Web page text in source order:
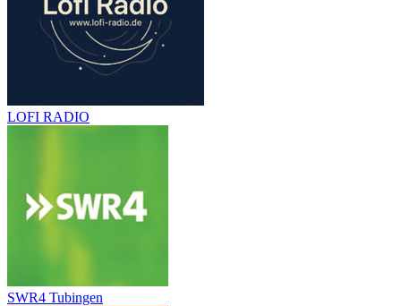
LOFI RADIO
SWR4 Tubingen